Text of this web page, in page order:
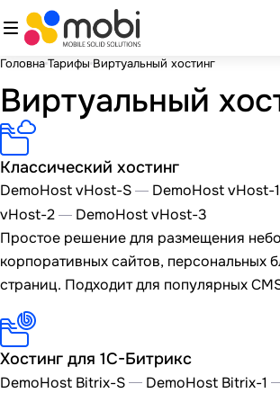
ГоловнаТарифы Виртуальный хостинг
Виртуальный
Классический хостинг
DemoHost vHost-S DemoHost vHost-1
vHost-2
DemoHost vHost-3
Простое решение для размещения
корпоративных сайтов, персональных
страниц. Подходит для популярных
Хостинг для 1С-Битрикс
DemoHost Bitrix-S DemoHost Bitrix-1